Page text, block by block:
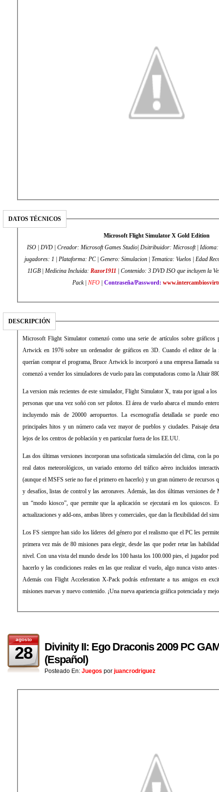
DATOS TÉCNICOS
Microsoft Flight Simulator X Gold Edition
ISO | DVD | Creador: Microsoft Games Studio| Dsitribuidor: Microsoft | Idioma: Multi5 Español | Numero de
jugadores: 1 | Plataforma: PC | Genero: Simulacion | Tematica: Vuelos | Edad
11GB | Medicina Incluida: Razor1911 | Contenido: 3 DVD ISO que incluyen la
Pack | NFO Contraseña/Password:
DESCRIPCIÓN
Microsoft Flight Simulator comenzó como una serie de artículos sobre gráficos
Artwick en 1976 sobre un ordenador de gráficos en 3D. Cuando el editor de la
querían comprar el programa, Bruce Artwick lo incorporó a una empresa llamada
comenzó a vender los simuladores de vuelo para las computadoras como la Altair
La version más recientes de este simulador, Flight Simulator X, trata por igual a
personas que una vez soñó con ser pilotos. El área de vuelo abarca el mundo
incluyendo más de 20000 aeropuertos. La escenografía detallada se puede
principales hitos y un número cada vez mayor de pueblos y ciudades. Paisaje
lejos de los centros de población y en particular fuera de los EE.UU.
Las dos últimas versiones incorporan una sofisticada simulación del clima, con la
real datos meteorológicos, un variado entorno del tráfico aéreo incluidos
(aunque el MSFS serie no fue el primero en hacerlo) y un gran número de recursos
y desafíos, listas de control y las aeronaves. Además, las dos últimas versiones
un “modo kiosco”, que permite que la aplicación se ejecutará en los quioscos.
actualizaciones y add-ons, ambas libres y comerciales, que dan la flexibilidad del
Los FS siempre han sido los líderes del género por el realismo que el PC les
primera vez más de 80 misiones para elegir, desde las que poder retar las
nivel. Con una vista del mundo desde los 100 hasta los 100.000 pies, el jugador
hacerlo y las condiciones reales en las que realizar el vuelo, algo nunca visto
Además con Flight Acceleration X-Pack podrás enfrentarte a tus amigos en
misiones nuevas y nuevo contenido. ¡Una nueva apariencia gráfica potenciada y
agosto
28
Divinity II: Ego Draconis 2009 PC
(Español)
Posteado En: Juegos por juancrodriguez